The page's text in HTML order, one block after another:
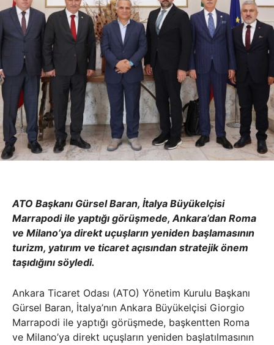
ATO Başkanı Gürsel Baran, İtalya Büyükelçisi
Marrapodi ile yaptığı görüşmede, Ankara’dan Roma
ve Milano’ya direkt uçuşların yeniden başlamasının
turizm, yatırım ve ticaret açısından stratejik önem
taşıdığını söyledi.
Ankara Ticaret Odası (ATO) Yönetim Kurulu Başkanı
Gürsel Baran, İtalya’nın Ankara Büyükelçisi Giorgio
Marrapodi ile yaptığı görüşmede, başkentten Roma
ve Milano’ya direkt uçuşların yeniden başlatılmasının